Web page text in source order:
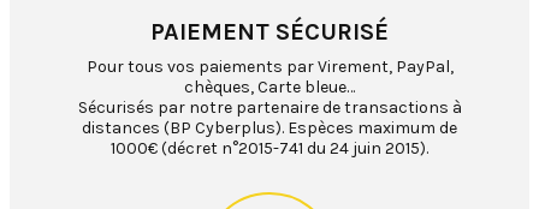
PAIEMENT SÉCURISÉ
Pour tous vos paiements par Virement, PayPal,
chèques, Carte bleue…
Sécurisés par notre partenaire de transactions à
distances (BP Cyberplus). Espèces maximum de
1000€ (décret n°2015-741 du 24 juin 2015).